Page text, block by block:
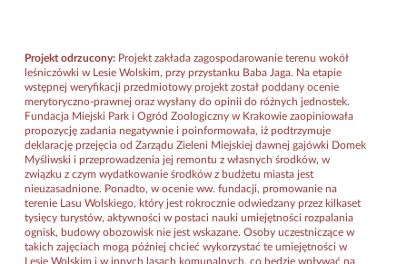
Projekt odrzucony: Projekt zakłada zagospodarowanie terenu wokół
leśniczówki w Lesie Wolskim, przy przystanku Baba Jaga. Na etapie
wstępnej weryfikacji przedmiotowy projekt został poddany ocenie
merytoryczno-prawnej oraz wysłany do opinii do różnych jednostek.
Fundacja Miejski Park i Ogród Zoologiczny w Krakowie zaopiniowała
propozycję zadania negatywnie i poinformowała, iż podtrzymuje
deklarację przejęcia od Zarządu Zieleni Miejskiej dawnej gajówki Domek
Myśliwski i przeprowadzenia jej remontu z własnych środków, w
związku z czym wydatkowanie środków z budżetu miasta jest
nieuzasadnione. Ponadto, w ocenie ww. fundacji, promowanie na
terenie Lasu Wolskiego, który jest rokrocznie odwiedzany przez kilkaset
tysięcy turystów, aktywności w postaci nauki umiejętności rozpalania
ognisk, budowy obozowisk nie jest wskazane. Osoby uczestniczące w
takich zajęciach mogą później chcieć wykorzystać te umiejętności w
Lesie Wolskim i w innych lasach komunalnych, co będzie wpływać na